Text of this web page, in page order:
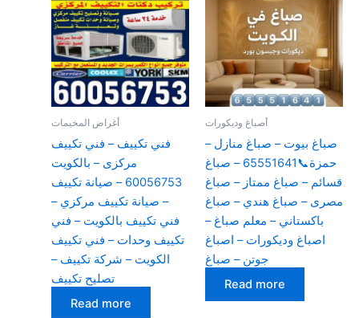
أغراض المخيمات
فني تكييف – فني تكييف
مركزى – بالكويت
60056753 – صيانة تكييف
– صيانة تكييف مركزي –
فني تكييف بالكويت – فني
تكييف وحدات – فني تكييف
الكويت – شركة تكييف –
تصليح تكييف
Read more
أصباغ وديكورات
صباغ بيوت – صباغ منازل –
حمزة📞65551641 – صباغ
قسائم – صباغ ممتاز – صباغ
مصرى – صباغ هندي – صباغ
باكستاني – معلم صباغ –
اصباغ وديكورات – اصباغ
جوتن – صباغ
Read more